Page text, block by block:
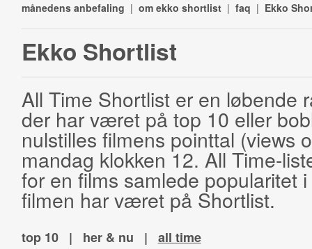
månedens anbefaling | om ekko shortlist | faq | Ekko
Ekko Shortlist
All Time Shortlist er en løbende
der har været på top 10 eller
nulstilles filmens pointtal (views
mandag klokken 12. All Time-
for en films samlede popularitet
filmen har været på Shortlist.
top 10 | her & nu | all time